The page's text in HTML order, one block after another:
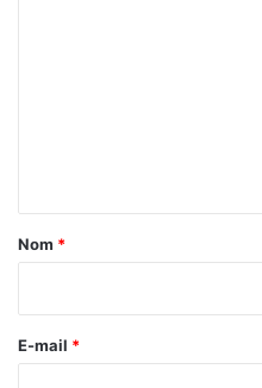
a
e
Nom *
E-mail *